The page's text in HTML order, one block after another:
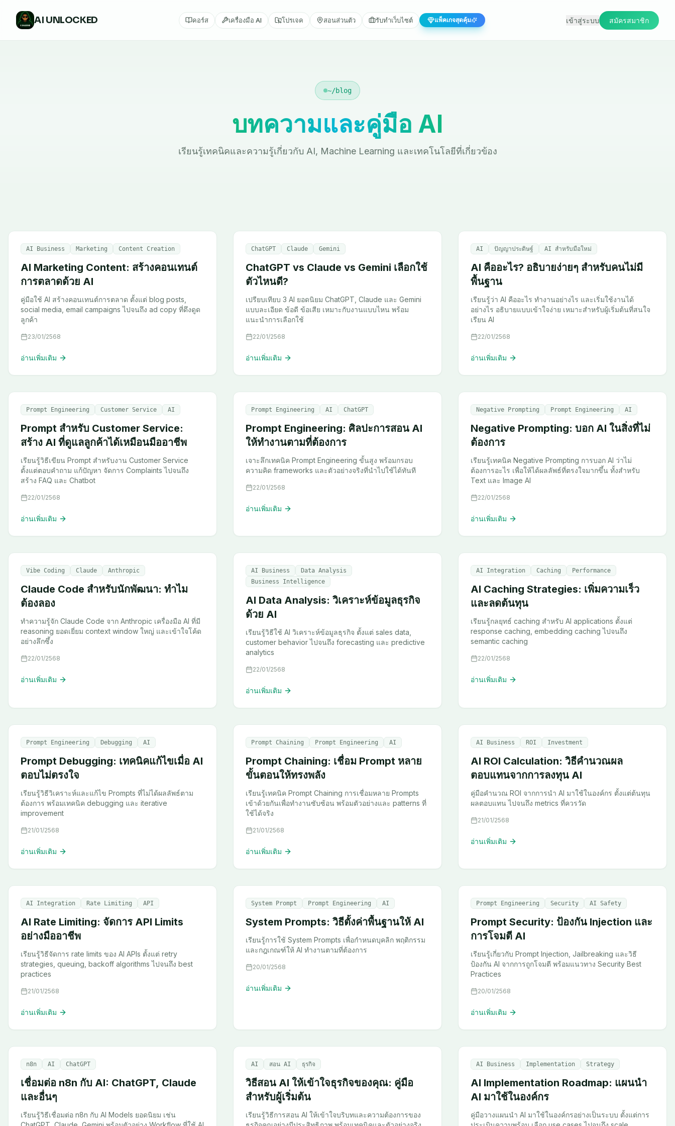
AI UNLOCKED คอร์ส เครื่องมือ AI โปรเจค สอนส่วนตัว รับทำเว็บไซต์ แพ็คเกจสุดคุ้ม เข้าสู่ระบบ สมัครสมาชิก
~/blog
บทความและคู่มือ AI
เรียนรู้เทคนิคและความรู้เกี่ยวกับ AI, Machine Learning และเทคโนโลยีที่เกี่ยวข้อง
AI Business Marketing Content Creation
AI Marketing Content: สร้างคอนเทนต์
การตลาดด้วย AI
คู่มือใช้ AI สร้างคอนเทนต์การตลาด ตั้งแต่ blog posts,
social media, email campaigns ไปจนถึง ad copy ที่ดึงดูด
ลูกค้า
23/01/2568
อ่านเพิ่มเติม
ChatGPT Claude Gemini
ChatGPT vs Claude vs Gemini เลือกใช้
ตัวไหนดี?
เปรียบเทียบ 3 AI ยอดนิยม ChatGPT, Claude และ Gemini
แบบละเอียด ข้อดี ข้อเสีย เหมาะกับงานแบบไหน พร้อม
แนะนำการเลือกใช้
22/01/2568
อ่านเพิ่มเติม
AI ปัญญาประดิษฐ์ AI สำหรับมือใหม่
AI คืออะไร? อธิบายง่ายๆ สำหรับคนไม่มี
พื้นฐาน
เรียนรู้ว่า AI คืออะไร ทำงานอย่างไร และเริ่มใช้งานได้
อย่างไร อธิบายแบบเข้าใจง่าย เหมาะสำหรับผู้เริ่มต้นที่สนใจ
เรียน AI
22/01/2568
อ่านเพิ่มเติม
Prompt Engineering Customer Service AI
Prompt สำหรับ Customer Service:
สร้าง AI ที่ดูแลลูกค้าได้เหมือนมืออาชีพ
เรียนรู้วิธีเขียน Prompt สำหรับงาน Customer Service
ตั้งแต่ตอบคำถาม แก้ปัญหา จัดการ Complaints ไปจนถึง
สร้าง FAQ และ Chatbot
22/01/2568
อ่านเพิ่มเติม
Prompt Engineering AI ChatGPT
Prompt Engineering: ศิลปะการสอน AI
ให้ทำงานตามที่ต้องการ
เจาะลึกเทคนิค Prompt Engineering ขั้นสูง พร้อมกรอบ
ความคิด frameworks และตัวอย่างจริงที่นำไปใช้ได้ทันที
22/01/2568
อ่านเพิ่มเติม
Negative Prompting Prompt Engineering AI
Negative Prompting: บอก AI ในสิ่งที่ไม่
ต้องการ
เรียนรู้เทคนิค Negative Prompting การบอก AI ว่าไม่
ต้องการอะไร เพื่อให้ได้ผลลัพธ์ที่ตรงใจมากขึ้น ทั้งสำหรับ
Text และ Image AI
22/01/2568
อ่านเพิ่มเติม
Vibe Coding Claude Anthropic
Claude Code สำหรับนักพัฒนา: ทำไม
ต้องลอง
ทำความรู้จัก Claude Code จาก Anthropic เครื่องมือ AI ที่มี
reasoning ยอดเยี่ยม context window ใหญ่ และเข้าใจโค้ด
อย่างลึกซึ้ง
22/01/2568
อ่านเพิ่มเติม
AI Business
Data Analysis
Business Intelligence
AI Data Analysis: วิเคราะห์ข้อมูลธุรกิจ
ด้วย AI
เรียนรู้วิธีใช้ AI วิเคราะห์ข้อมูลธุรกิจ ตั้งแต่ sales data,
customer behavior ไปจนถึง forecasting และ predictive
analytics
22/01/2568
อ่านเพิ่มเติม
AI Integration Caching Performance
AI Caching Strategies: เพิ่มความเร็ว
และลดต้นทุน
เรียนรู้กลยุทธ์ caching สำหรับ AI applications ตั้งแต่
response caching, embedding caching ไปจนถึง
semantic caching
22/01/2568
อ่านเพิ่มเติม
Prompt Engineering Debugging AI
Prompt Debugging: เทคนิคแก้ไขเมื่อ AI
ตอบไม่ตรงใจ
เรียนรู้วิธีวิเคราะห์และแก้ไข Prompts ที่ไม่ได้ผลลัพธ์ตาม
ต้องการ พร้อมเทคนิค debugging และ iterative
improvement
21/01/2568
อ่านเพิ่มเติม
Prompt Chaining Prompt Engineering AI
Prompt Chaining: เชื่อม Prompt หลาย
ขั้นตอนให้ทรงพลัง
เรียนรู้เทคนิค Prompt Chaining การเชื่อมหลาย Prompts
เข้าด้วยกันเพื่อทำงานซับซ้อน พร้อมตัวอย่างและ patterns ที่
ใช้ได้จริง
21/01/2568
อ่านเพิ่มเติม
AI Business ROI Investment
AI ROI Calculation: วิธีคำนวณผล
ตอบแทนจากการลงทุน AI
คู่มือคำนวณ ROI จากการนำ AI มาใช้ในองค์กร ตั้งแต่ต้นทุน
ผลตอบแทน ไปจนถึง metrics ที่ควรวัด
21/01/2568
อ่านเพิ่มเติม
AI Integration Rate Limiting API
AI Rate Limiting: จัดการ API Limits
อย่างมืออาชีพ
เรียนรู้วิธีจัดการ rate limits ของ AI APIs ตั้งแต่ retry
strategies, queuing, backoff algorithms ไปจนถึง best
practices
21/01/2568
อ่านเพิ่มเติม
System Prompt Prompt Engineering AI
System Prompts: วิธีตั้งค่าพื้นฐานให้ AI
เรียนรู้การใช้ System Prompts เพื่อกำหนดบุคลิก พฤติกรรม
และกฎเกณฑ์ให้ AI ทำงานตามที่ต้องการ
20/01/2568
อ่านเพิ่มเติม
Prompt Engineering Security AI Safety
Prompt Security: ป้องกัน Injection และ
การโจมตี AI
เรียนรู้เกี่ยวกับ Prompt Injection, Jailbreaking และวิธี
ป้องกัน AI จากการถูกโจมตี พร้อมแนวทาง Security Best
Practices
20/01/2568
อ่านเพิ่มเติม
n8n AI ChatGPT
เชื่อมต่อ n8n กับ AI: ChatGPT, Claude
และอื่นๆ
เรียนรู้วิธีเชื่อมต่อ n8n กับ AI Models ยอดนิยม เช่น
AI สอน AI ธุรกิจ
วิธีสอน AI ให้เข้าใจธุรกิจของคุณ: คู่มือ
สำหรับผู้เริ่มต้น
เรียนรู้วิธีการสอน AI ให้เข้าใจบริบทและความต้องการของ
AI Business Implementation Strategy
AI Implementation Roadmap: แผนนำ
AI มาใช้ในองค์กร
คู่มือวางแผนนำ AI มาใช้ในองค์กรอย่างเป็นระบบ ตั้งแต่การ